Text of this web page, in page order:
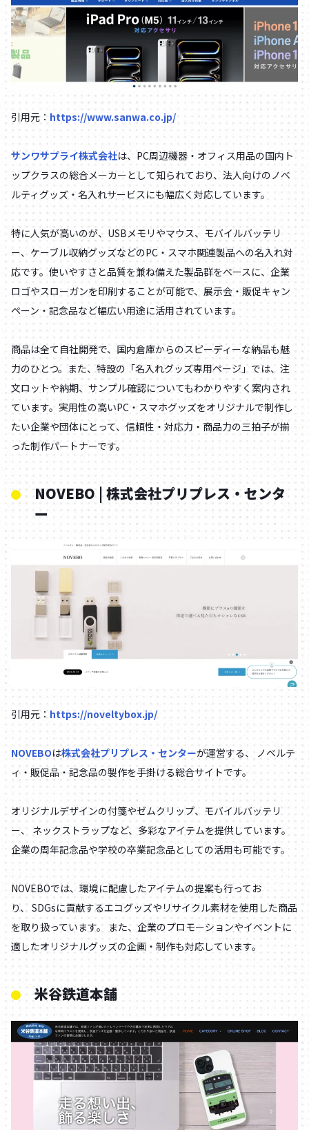
引用元： https://www.sanwa.co.jp/
サンワサプライ株式会社は、PC周辺機器・オフィス用品の国内ト
ップクラスの総合メーカーとして知られており、法人向けのノベ
ルティグッズ・名入れサービスにも幅広く対応しています。
特に人気が高いのが、USBメモリやマウス、モバイルバッテリ
ー、ケーブル収納グッズなどのPC・スマホ関連製品への名入れ対
応です。使いやすさと品質を兼ね備えた製品群をベースに、企業
ロゴやスローガンを印刷することが可能で、展示会・販促キャン
ペーン・記念品など幅広い用途に活用されています。
商品は全て自社開発で、国内倉庫からのスピーディーな納品も魅
力のひとつ。また、特設の「名入れグッズ専用ページ」では、注
文ロットや納期、サンプル確認についてもわかりやすく案内され
ています。実用性の高いPC・スマホグッズをオリジナルで制作し
たい企業や団体にとって、信頼性・対応力・商品力の三拍子が揃
った制作パートナーです。
NOVEBO | 株式会社プリプレス・センタ
ー
引用元： https://noveltybox.jp/
NOVEBOは株式会社プリプレス・センターが運営する、 ノベルテ
ィ・販促品・記念品の製作を⼿掛ける総合サイトです。
オリジナルデザインの付箋やゼムクリップ、モバイルバッテリ
ー、 ネックストラップなど、多彩なアイテムを提供しています。
企業の周年記念品や学校の卒業記念品としての活⽤も可能です。
NOVEBOでは、環境に配慮したアイテムの提案も⾏ってお
り、 SDGsに貢献するエコグッズやリサイクル素材を使⽤した商品
を取り扱っています。 また、企業のプロモーションやイベントに
適したオリジナルグッズの企画・制作も対応しています。
米谷鉄道本舗